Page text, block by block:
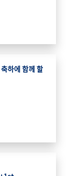
하에 함께 할